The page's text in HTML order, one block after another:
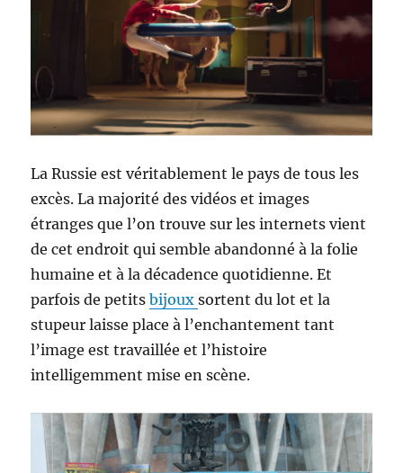
La Russie est véritablement le pays de tous les
excès. La majorité des vidéos et images
étranges que l’on trouve sur les internets vient
de cet endroit qui semble abandonné à la folie
humaine et à la décadence quotidienne. Et
parfois de petitsbijouxsortent du lot et la
stupeur laisse place à l’enchantement tant
l’image est travaillée et l’histoire
intelligemment mise en scène.